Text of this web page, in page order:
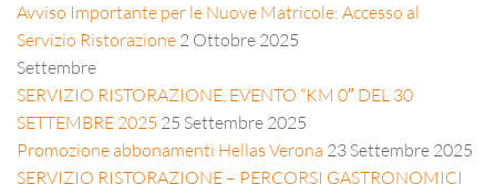
Avviso Importante per le Nuove Matricole: Accesso al
Servizio Ristorazione 2 Ottobre 2025
Settembre
SERVIZIO RISTORAZIONE, EVENTO “KM 0″ DEL 30
SETTEMBRE 2025 25 Settembre 2025
Promozione abbonamenti Hellas Verona 23 Settembre 2025
SERVIZIO RISTORAZIONE – PERCORSI GASTRONOMICI